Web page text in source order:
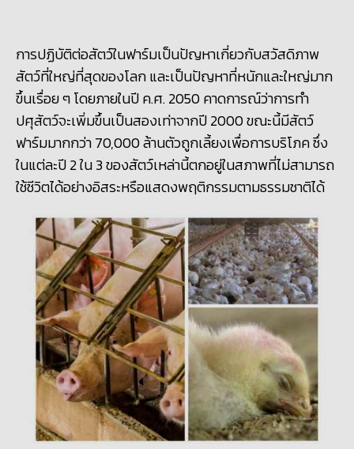
การปฏิบัติต่อสัตว์ในฟาร์มเป็นปัญหาเกี่ยวกับสวัสดิภาพ
สัตว์ที่ใหญ่ที่สุดของโลก และเป็นปัญหาที่หนักและใหญ่มาก
ขึ้นเรื่อย ๆ โดยภายในปี ค.ศ. 2050 คาดการณ์ว่าการทำ
ปศุสัตว์จะเพิ่มขึ้นเป็นสองเท่าจากปี 2000 ขณะนี้มีสัตว์
ฟาร์มมากกว่า 70,000 ล้านตัวถูกเลี้ยงเพื่อการบริโภค ซึ่ง
ในแต่ละปี 2 ใน 3 ของสัตว์เหล่านี้ตกอยู่ในสภาพที่ไม่สามารถ
ใช้ชีวิตได้อย่างอิสระหรือแสดงพฤติกรรมตามธรรมชาติได้